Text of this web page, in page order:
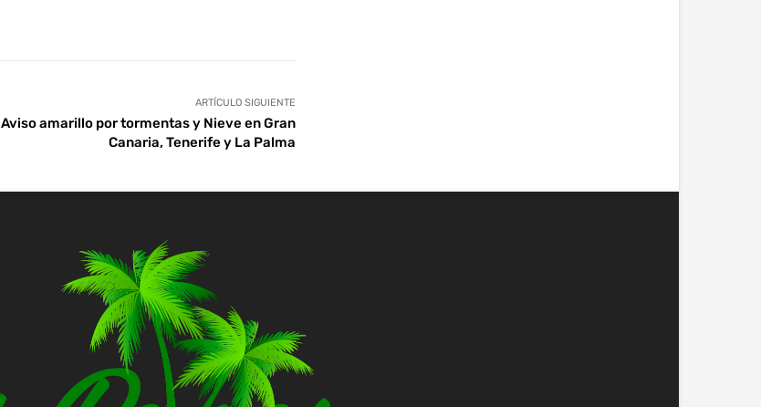
ARTÍCULO SIGUIENTE
Aviso amarillo por tormentas y Nieve en Gran
Canaria, Tenerife y La Palma